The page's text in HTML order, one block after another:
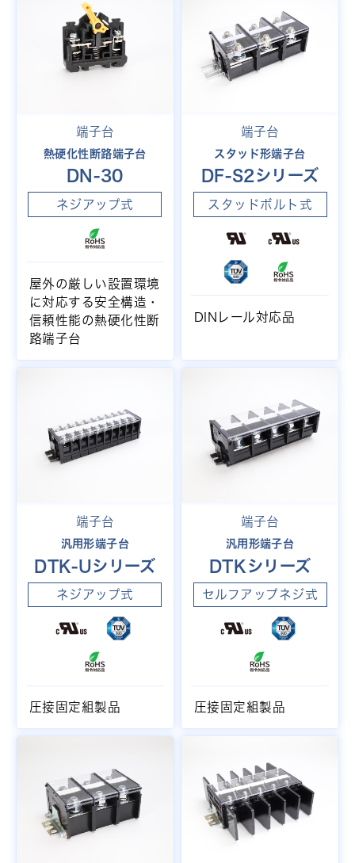
端子台
熱硬化性断路端子台
DN-30
ネジアップ式
屋外の厳しい設置環境
に対応する安全構造・
信頼性能の熱硬化性断
路端子台
端子台
スタッド形端子台
DF-S2シリーズ
スタッドボルト式
DINレール対応品
端子台
汎用形端子台
DTK-Uシリーズ
ネジアップ式
圧接固定組製品
端子台
汎用形端子台
DTKシリーズ
セルフアップネジ式
圧接固定組製品